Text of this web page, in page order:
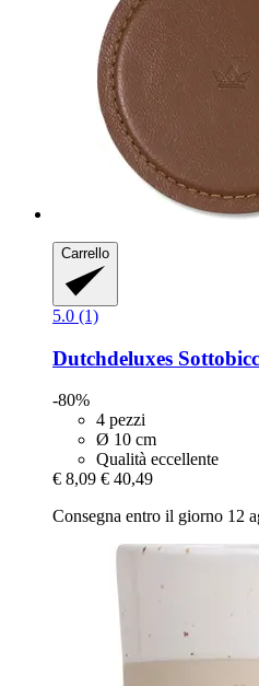
Carrello
5.0 (1)
Dutchdeluxes
-80%
4 pezzi
Ø 10 cm
Qualità eccellente
€ 8,09 € 40,49
Consegna entro il giorno 12